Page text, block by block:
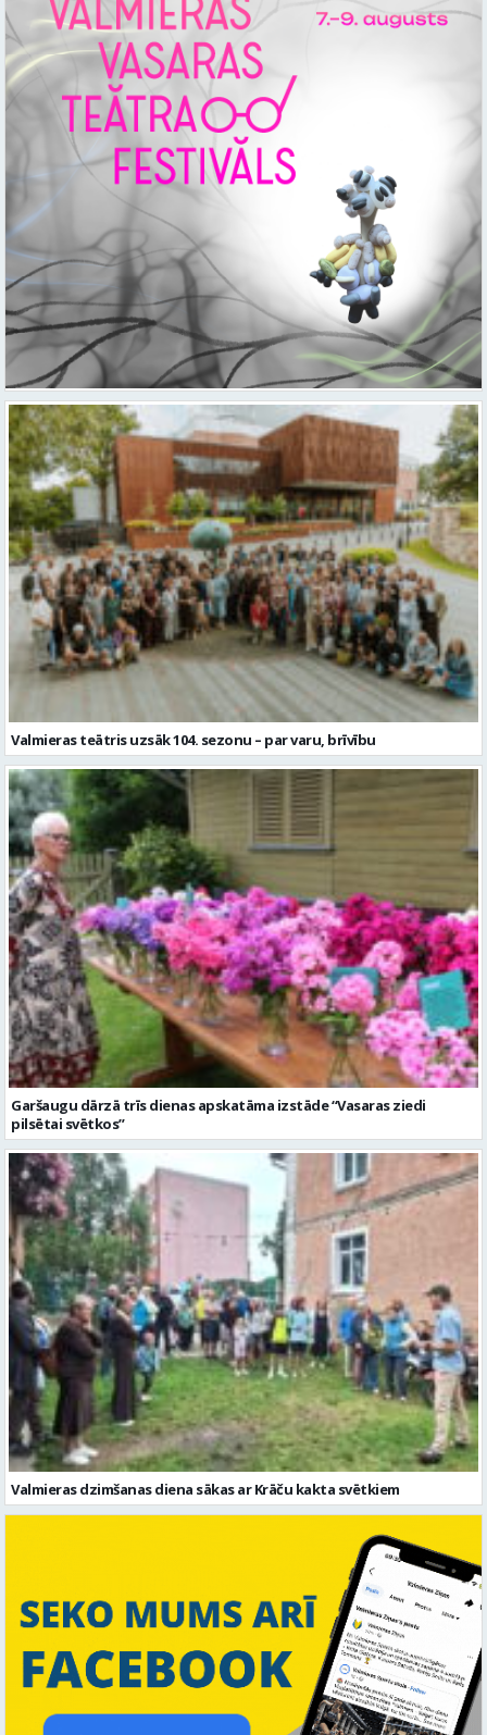
Valmieras teātris uzsāk 104. sezonu – par varu, brīvību
Garšaugu dārzā trīs dienas apskatāma izstāde “Vasaras ziedi
pilsētai svētkos”
Valmieras dzimšanas diena sākas ar Krāču kakta svētkiem